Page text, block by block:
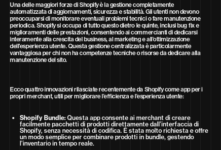
Una delle maggiori forze di Shopify è la gestione completamente
automatizzata di aggiornamenti, sicurezza e stabilità. Gli utenti non devono
preoccuparsi di monitorare eventuali problemi tecnici o fare manutenzione
periodica. Shopify si occupa di tutto questo dietro le quinte, inclusi bug fix e
miglioramenti delle prestazioni, consentendo ai commercianti di dedicarsi
interamente alla crescita del business, al marketing e all’ottimizzazione
dell’esperienza utente. Questa gestione centralizzata è particolarmente
vantaggiosa per chi non ha competenze tecniche o risorse da dedicare alla
manutenzione del sito.
Ecco quattro innovazioni rilasciate recentemente da Shopify come app per i
propri merchant, utili per migliorare l’efficienza e l’esperienza utente:
Shopify Bundle: Questa app consente ai merchant di creare
facilmente pacchetti di prodotti direttamente dall’interfaccia di
Shopify, senza necessità di codifica. È stata molto richiesta e offre
un modo semplice per combinare prodotti in bundle, gestendo
l’inventario in tempo reale.